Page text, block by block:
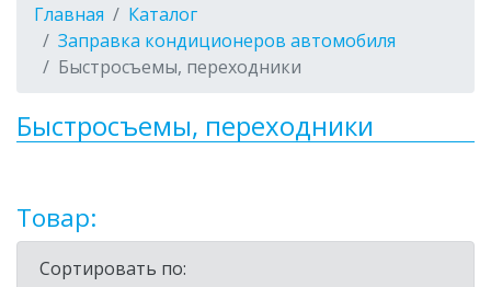
Главная
Каталог
Заправка кондиционеров автомобиля
Быстросъемы, переходники
Быстросъемы, переходники
Товар:
Сортировать по: